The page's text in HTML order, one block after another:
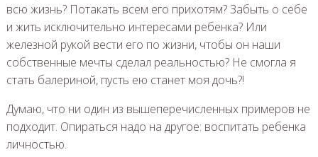
всю жизнь? Потакать всем его прихотям? Забыть о себе
и жить исключительно интересами ребенка? Или
железной рукой вести его по жизни, чтобы он наши
собственные мечты сделал реальностью? Не смогла я
стать балериной, пусть ею станет моя дочь?!
Думаю, что ни один из вышеперечисленных примеров не
подходит. Опираться надо на другое: воспитать ребенка
личностью.